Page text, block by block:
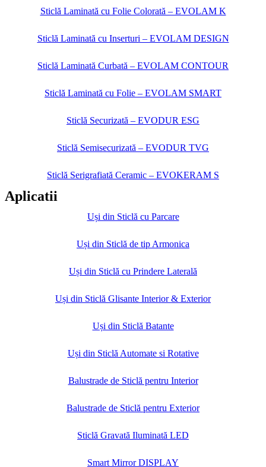
Sticlă Laminată cu Folie Colorată – EVOLAM K
Sticlă Laminată cu Inserturi – EVOLAM DESIGN
Sticlă Laminată Curbată – EVOLAM CONTOUR
Sticlă Laminată cu Folie – EVOLAM SMART
Sticlă Securizată – EVODUR ESG
Sticlă Semisecurizată – EVODUR TVG
Sticlă Serigrafiată Ceramic – EVOKERAM S
Aplicatii
Uși din Sticlă cu Parcare
Uși din Sticlă de tip Armonica
Uși din Sticlă cu Prindere Laterală
Uși din Sticlă Glisante Interior & Exterior
Uși din Sticlă Batante
Uși din Sticlă Automate si Rotative
Balustrade de Sticlă pentru Interior
Balustrade de Sticlă pentru Exterior
Sticlă Gravată Iluminată LED
Smart Mirror DISPLAY